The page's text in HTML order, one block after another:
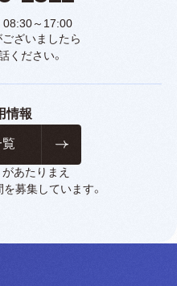
08:30～17:00
ざいましたら
ください。
情報
あたりまえ
募集しています。